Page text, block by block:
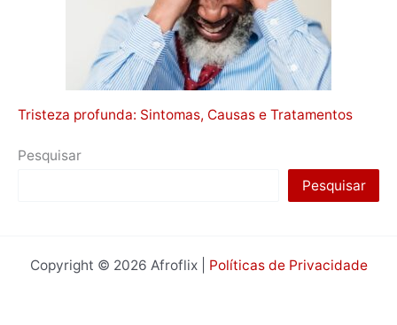
Tristeza profunda: Sintomas, Causas e Tratamentos
Pesquisar
Pesquisar
Copyright © 2026 Afroflix | Políticas de Privacidade